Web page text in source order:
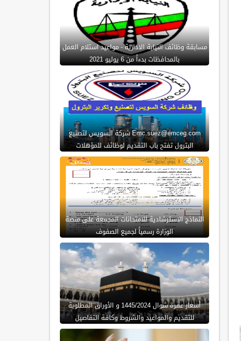
مسابقة وظائف النيابة الادارية - مواعيد استلام العمل
بالمحافظات بدءاً من 6 يوليو 2021
Emc.suez@emceg.com شركة السويس لتصنيع
البترول تفتح باب التقديم لوظائف للمؤهلات
النماذج الاسترشادية للامتحانات المجمعة على منصة
الوزارة رسمياً لجميع الصفوف
أسعار عمرة شوال 1445/2024 و الأوراق المطلوبة
للتقديم والمواعيد والشروط وكافة التفاصيل